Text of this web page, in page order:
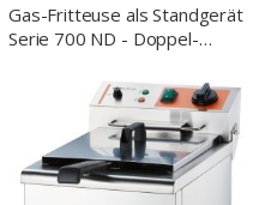
Gas-Fritteuse als Standgerät
Serie 700 ND - Doppel-
400x700x850 mm